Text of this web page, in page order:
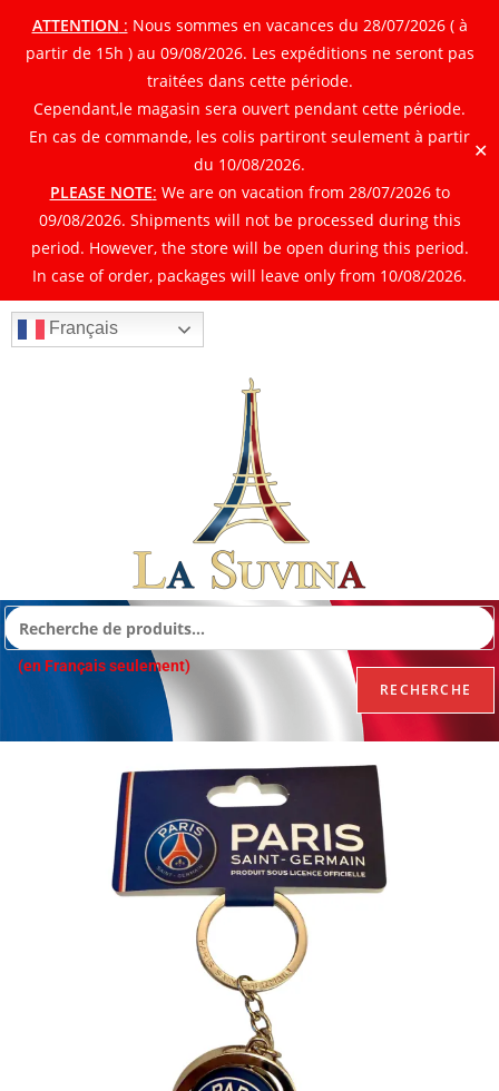
ATTENTION : Nous sommes en vacances du 28/07/2026 ( à
partir de 15h ) au 09/08/2026. Les expéditions ne seront pas
traitées dans cette période.
Cependant,le magasin sera ouvert pendant cette période.
En cas de commande, les colis partiront seulement à partir
du 10/08/2026.
PLEASE NOTE: We are on vacation from 28/07/2026 to
09/08/2026. Shipments will not be processed during this
period. However, the store will be open during this period.
In case of order, packages will leave only from 10/08/2026.
✕
Français
RECHERCHE
(en Français seulement)